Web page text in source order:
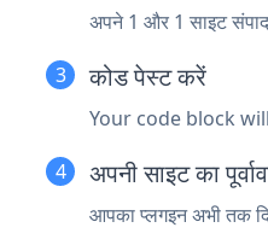
अपने 1 और 1 साइट
कोड पेस्ट करें
Your code block
अपनी साइट का
आपका प्लगइन अभी तक